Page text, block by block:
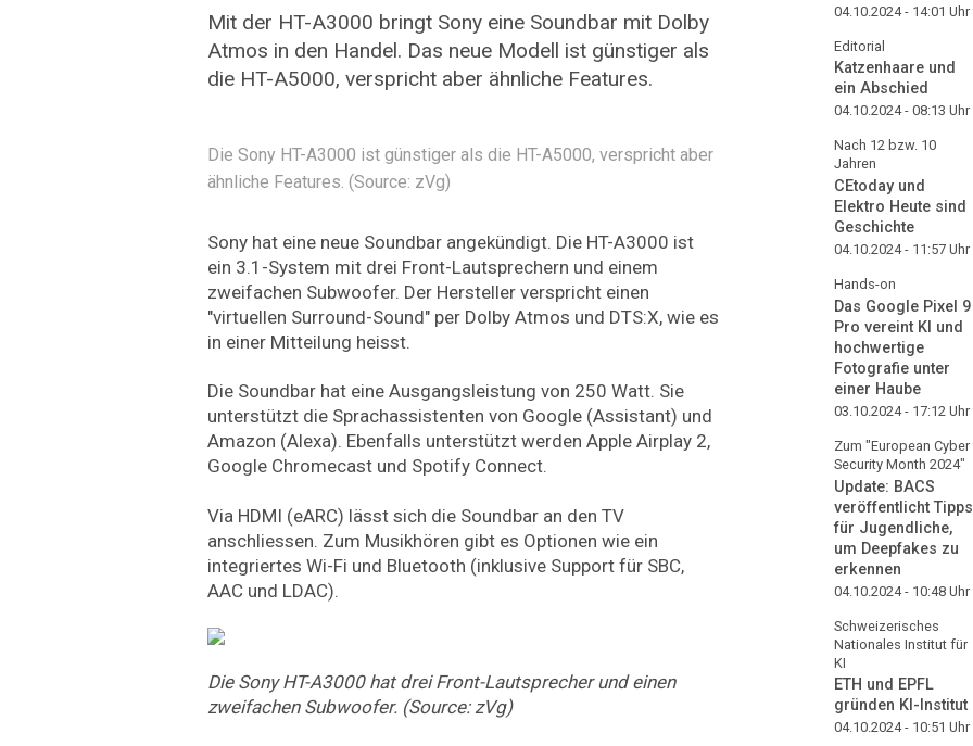
Mit der HT-A3000 bringt Sony eine Soundbar mit Dolby
Atmos in den Handel. Das neue Modell ist günstiger als
die HT-A5000, verspricht aber ähnliche Features.
Die Sony HT-A3000 ist günstiger als die HT-A5000, verspricht aber
ähnliche Features. (Source: zVg)
Sony hat eine neue Soundbar angekündigt. Die HT-A3000 ist
ein 3.1-System mit drei Front-Lautsprechern und einem
zweifachen Subwoofer. Der Hersteller verspricht einen
"virtuellen Surround-Sound" per Dolby Atmos und DTS:X, wie es
in einer Mitteilung heisst.
Die Soundbar hat eine Ausgangsleistung von 250 Watt. Sie
unterstützt die Sprachassistenten von Google (Assistant) und
Amazon (Alexa). Ebenfalls unterstützt werden Apple Airplay 2,
Google Chromecast und Spotify Connect.
Via HDMI (eARC) lässt sich die Soundbar an den TV
anschliessen. Zum Musikhören gibt es Optionen wie ein
integriertes Wi-Fi und Bluetooth (inklusive Support für SBC,
AAC und LDAC).
Die Sony HT-A3000 hat drei Front-Lautsprecher und einen
zweifachen Subwoofer. (Source: zVg)
04.10.2024 - 14:01 Uhr
Editorial
Katzenhaare und
ein Abschied
04.10.2024 - 08:13 Uhr
Nach 12 bzw. 10
Jahren
CEtoday und
Elektro Heute sind
Geschichte
04.10.2024 - 11:57 Uhr
Hands-on
Das Google Pixel 9
Pro vereint KI und
hochwertige
Fotografie unter
einer Haube
03.10.2024 - 17:12 Uhr
Zum "European Cyber
Security Month 2024"
Update: BACS
veröffentlicht Tipps
für Jugendliche,
um Deepfakes zu
erkennen
04.10.2024 - 10:48 Uhr
Schweizerisches
Nationales Institut für
KI
ETH und EPFL
gründen KI-Institut
04.10.2024 - 10:51 Uhr